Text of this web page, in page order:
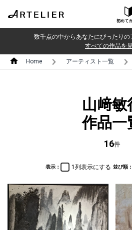
初めて
数千点の中からあなたにぴったり
すべての作品を
Home アーティスト一覧
山﨑敏
作品一
16件
表示： 1列表示にする 並び順：